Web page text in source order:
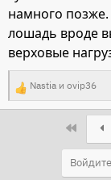
У нас кобыль
хлопоты как
можно
сел-поехал ?
намного
лошадь вроде
верховые
Р
е
Nastia и ovip36